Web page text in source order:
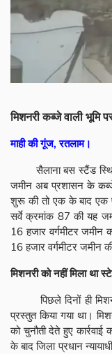
मिशनरी कब्जे वाली
माही की गूंज, रतलाम।
सैलाना बस स्टैंड स्थित
जमीन अब प्रशासन के
शुरू की तो एक के बाद एक
सर्वे क्रमांक 87 की यह
16 हजार वर्गमीटर
16 हजार वर्गमीटर जमीन
मिशनरी को नहीं मिला था स्टे
पिछले दिनों ही
प्रस्तुत किया गया था।
को चुनौती देते हुए
के बाद जिला प्रधान